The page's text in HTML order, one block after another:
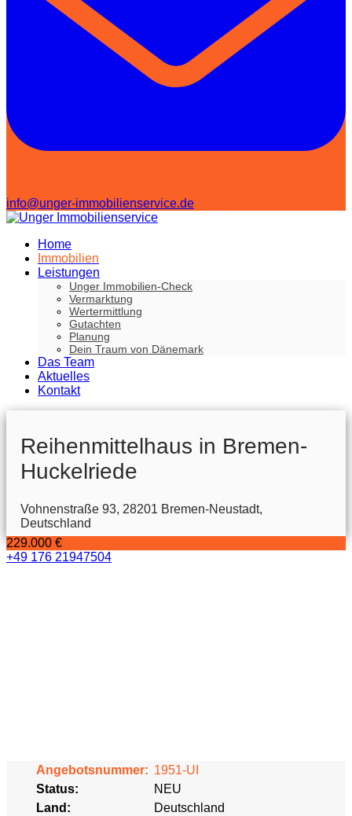
info@unger-immobilienservice.de
Home
Immobilien
Leistungen
Unger Immobilien-Check
Vermarktung
Wertermittlung
Gutachten
Planung
Dein Traum von Dänemark
Das Team
Aktuelles
Kontakt
Reihenmittelhaus in Bremen-
Huckelriede
Vohnenstraße 93, 28201 Bremen-Neustadt,
Deutschland
229.000 €
+49 176 21947504
Angebotsnummer: 1951-UI
Status:
NEU
Land:
Deutschland